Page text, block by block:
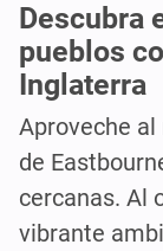
Descubra
pueblos
Inglaterra
Aproveche
de
cercanas. Al
vibrante